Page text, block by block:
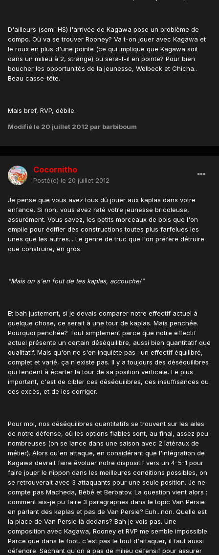
D'ailleurs (semi-HS) l'arrivée de Kagawa pose un problème de
compo. Où va se trouver Rooney? Va t-on jouer avec Kagawa et
le roux en plus d'une pointe (ce qui implique que Kagawa soit
dans un milieu à 2, strange) ou sera-t-il en pointe? Pour bien
boucher les opportunités de la jeunesse, Welbeck et Chicha..
Beau casse-tête.
Mais bref, RVP, débile.
Modifié le 20 juillet 2012 par barbiboum
Cocornitho
Posté(e) le 20 juillet 2012
Je pense que vous avez tous dû jouer aux kaplas dans votre
enfance. Si non, vous avez raté votre jeunesse bricoleuse,
assurément. Vous savez, les petits morceaux de bois que l'on
empile pour édifier des constructions toutes plus farfelues les
unes que les autres... Le genre de truc que l'on préfère détruire
que construire, en gros.
"Mais on s'en fout de tes kaplas, accouche!"
Et bah justement, si je devais comparer notre effectif actuel à
quelque chose, ce serait à une tour de kaplas. Mais penchée.
Pourquoi penchée? Tout simplement parce que notre effectif
actuel présente un certain déséquilibre, aussi bien quantitatif que
qualitatif. Mais qu'on ne s'en inquiète pas : un effectif équilibré,
complet et varié, ça n'existe pas. Il y a toujours des déséquilibres
qui tendent à écarter la tour de sa position verticale. Le plus
important, c'est de cibler ces déséquilibres, ces insuffisances ou
ces excès, et de les corriger.
Pour moi, nos déséquilibres quantitatifs se trouvent sur les ailes
de notre défense, où les options fiables sont, au final, assez peu
nombreuses (on se lance dans une saison avec 2 latéraux de
métier). Alors qu'en attaque, en considérant que l'intégration de
Kagawa devrait faire évoluer notre dispositif vers un 4-5-1 pour
faire jouer le nippon dans les meilleures conditions possibles, on
se retrouverait avec 3 attaquants pour une seule position. Je ne
compte pas Macheda, Bébé et Berbatov. La question vient alors :
comment ais-je pu faire 3 paragraphes dans le topic Van Persie
en parlant des kaplas et pas de Van Persie? Euh...non. Quelle est
la place de Van Persie là dedans? Bah je vois pas. Une
composition avec Kagawa, Rooney et RVP me semble impossible.
Parce que dans le foot, c'est pas le tout d'attaquer, il faut aussi
défendre. Sachant qu'on a pas de milieu défensif pour assurer